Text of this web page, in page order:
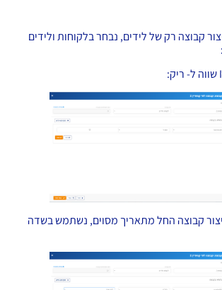
קבוצה רק של לידים, נבחר בלקוחות ולידים
קבוצה החל מתאריך מסוים, נשתמש בשדה